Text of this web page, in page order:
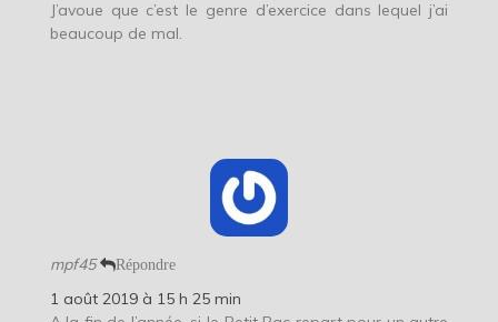
J’avoue que c’est le genre d’exercice dans lequel j’ai
beaucoup de mal.
mpf45 Répondre
1 août 2019 à 15 h 25 min